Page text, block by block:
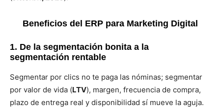
Beneficios del ERP para Marketing Digital
1. De la segmentación bonita a la
segmentación rentable
Segmentar por clics no te paga las nóminas; segmentar
por valor de vida (LTV), margen, frecuencia de compra,
plazo de entrega real y disponibilidad sí mueve la aguja.